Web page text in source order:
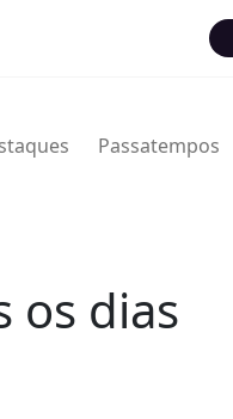
Passatempos
os dias